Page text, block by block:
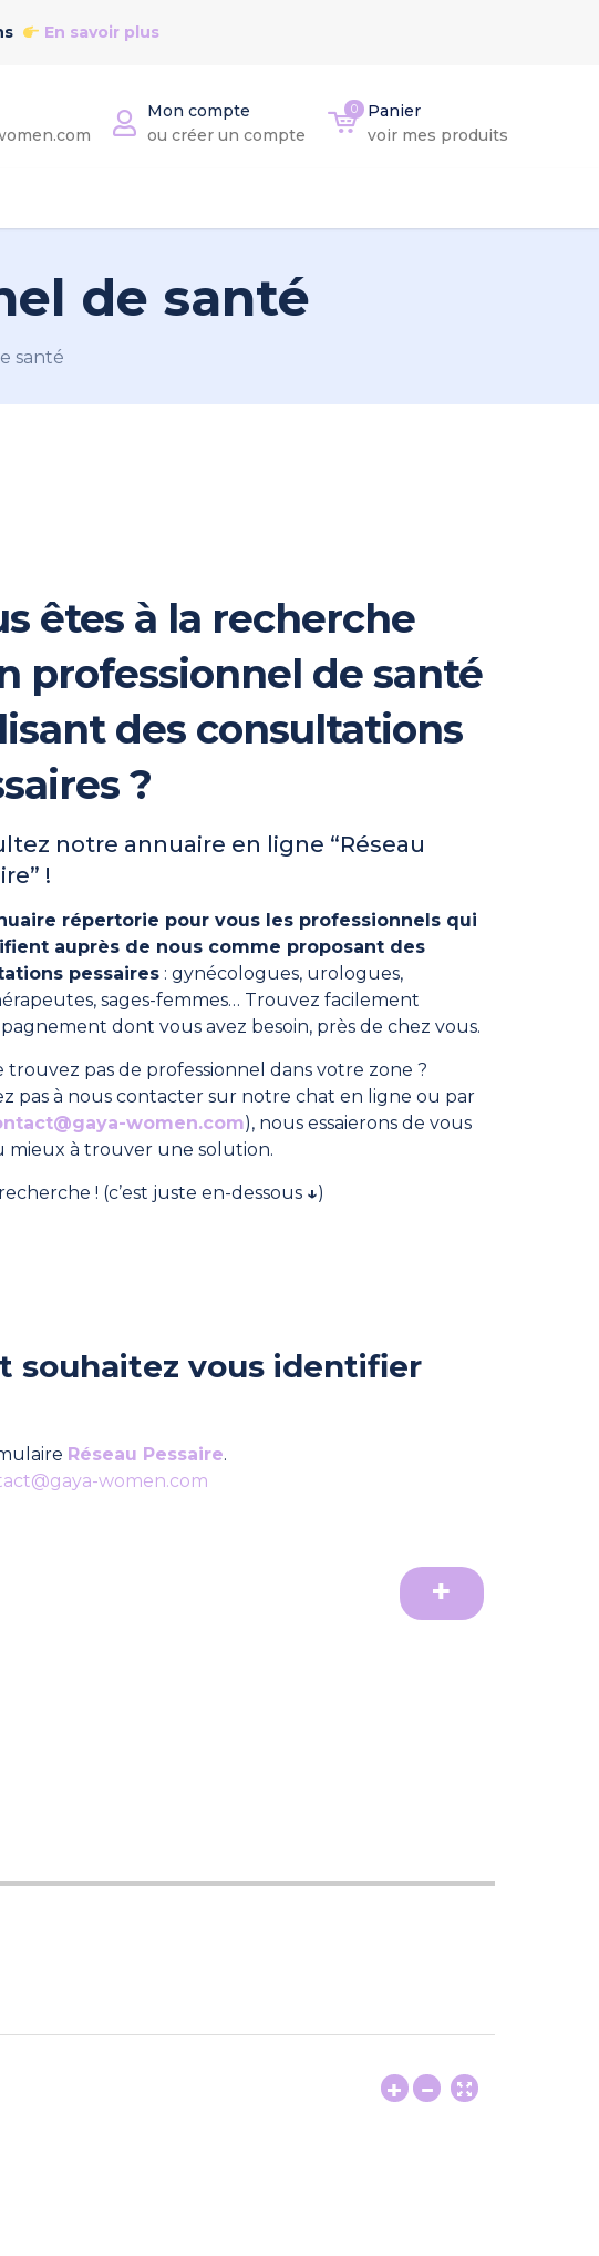
En savoir plus
Mon compte
ou créer un compte
0
Panier
voir mes produits
de santé
santé
êtes à la recherche
professionnel de santé
des consultations
?
notre annuaire en ligne “Réseau
!
répertorie pour vous les professionnels qui
auprès de nous comme proposant des
pessaires : gynécologues, urologues,
sages-femmes… Trouvez facilement
dont vous avez besoin, près de chez vous.
trouvez pas de professionnel dans votre zone ?
pas à nous contacter sur notre chat en ligne ou par
women.com), nous essaierons de vous
mieux à trouver une solution.
! (c’est juste en-dessous ↓)
souhaitez vous identifier
Réseau Pessaire.
women.com